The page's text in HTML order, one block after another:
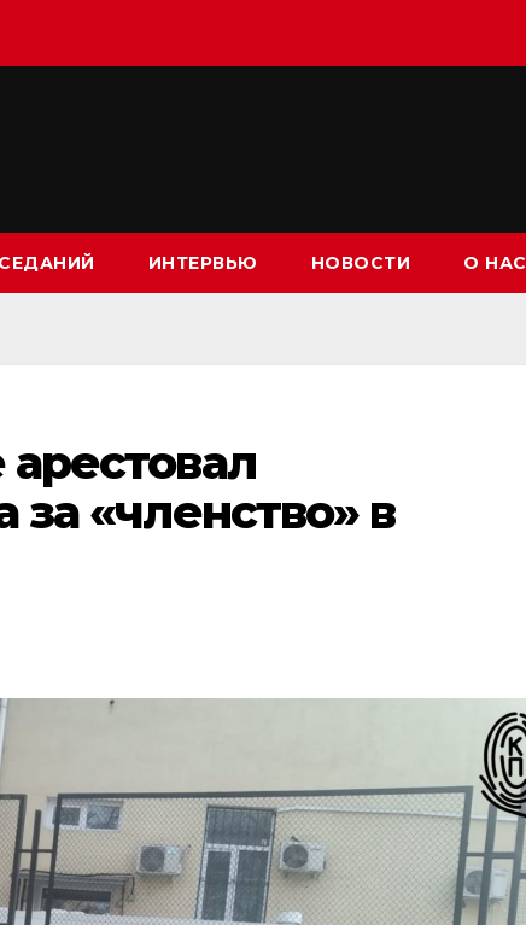
ИНТЕРВЬЮ НОВОСТИ О НАС
за «членство» в